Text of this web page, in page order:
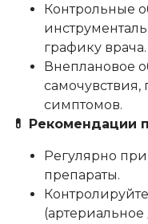
Контрольные
графику врача.
Внеплановое
симптомов.
💊 Рекомендации
Регулярно
препараты.
(артериальное